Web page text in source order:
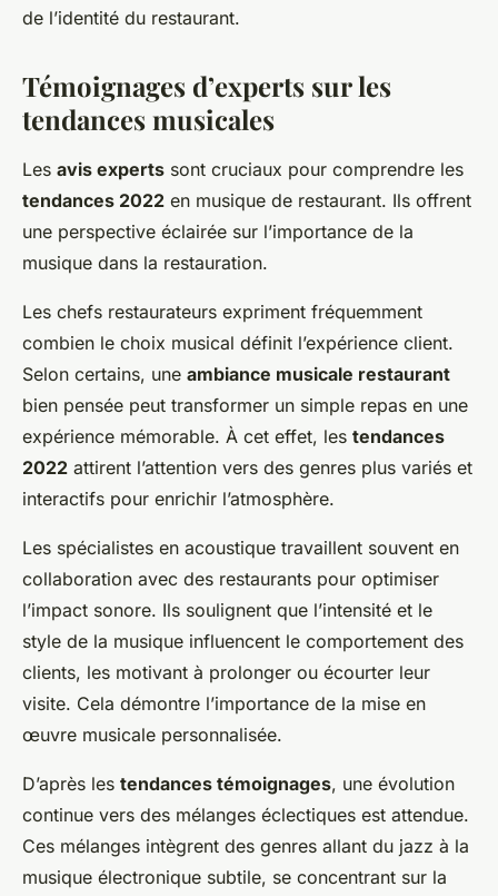
de l’identité du restaurant.
Témoignages d’experts sur les
tendances musicales
Les avis experts sont cruciaux pour comprendre les
tendances 2022 en musique de restaurant. Ils offrent
une perspective éclairée sur l’importance de la
musique dans la restauration.
Les chefs restaurateurs expriment fréquemment
combien le choix musical définit l’expérience client.
Selon certains, une ambiance musicale restaurant
bien pensée peut transformer un simple repas en une
expérience mémorable. À cet effet, les tendances
2022 attirent l’attention vers des genres plus variés et
interactifs pour enrichir l’atmosphère.
Les spécialistes en acoustique travaillent souvent en
collaboration avec des restaurants pour optimiser
l’impact sonore. Ils soulignent que l’intensité et le
style de la musique influencent le comportement des
clients, les motivant à prolonger ou écourter leur
visite. Cela démontre l’importance de la mise en
œuvre musicale personnalisée.
D’après les tendances témoignages, une évolution
continue vers des mélanges éclectiques est attendue.
Ces mélanges intègrent des genres allant du jazz à la
musique électronique subtile, se concentrant sur la